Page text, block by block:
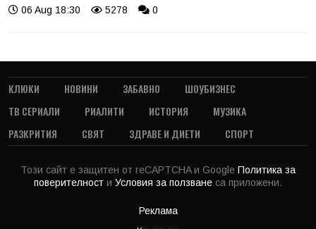
06 Aug 18:30 5278 0
КЛЮКИ НОВИНИ ЗАБАВНО
ШОУБИЗНЕС
ТВ СЕРИАЛИ
РИАЛИТИ ИСТОРИЯ
МУЗИКА
РАЗКРИТИЯ
СВЯТ ЗДРАВЕ И ДИЕТИ СПОРТ
Този сайт е защитен от reCAPTCHA и Google Политика за
поверителност и Условия за ползване са приложени.
Реклама